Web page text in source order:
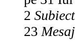
2
23